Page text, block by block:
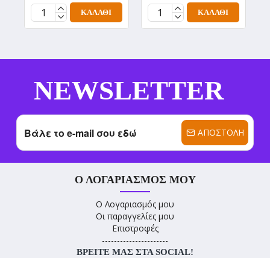
ΚΑΛΆΘΙ ΚΑΛΆΘΙ
NEWSLETTER
ΑΠΟΣΤΟΛΉ
Ο ΛΟΓΑΡΙΑΣΜΌΣ ΜΟΥ
Ο Λογαριασμός μου
Οι παραγγελίες μου
Επιστροφές
----------------------
ΒΡΕΊΤΕ ΜΑΣ ΣΤΑ SOCIAL!